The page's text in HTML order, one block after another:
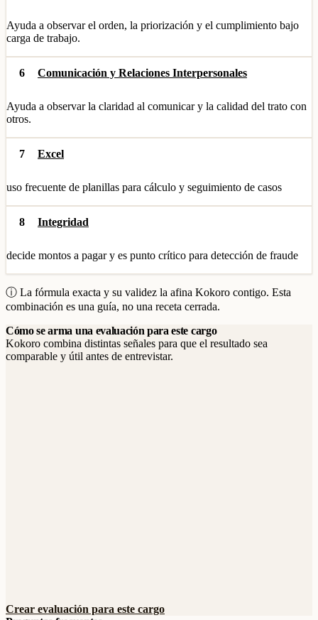
Ayuda a observar el orden, la priorización y el cumplimiento bajo
carga de trabajo.
6 Comunicación y Relaciones Interpersonales
Ayuda a observar la claridad al comunicar y la calidad del trato con
otros.
7 Excel
uso frecuente de planillas para cálculo y seguimiento de casos
8 Integridad
decide montos a pagar y es punto crítico para detección de fraude
ⓘ La fórmula exacta y su validez la afina Kokoro contigo. Esta
combinación es una guía, no una receta cerrada.
Cómo se arma una evaluación para este cargo
Kokoro combina distintas señales para que el resultado sea
comparable y útil antes de entrevistar.
Crear evaluación para este cargo